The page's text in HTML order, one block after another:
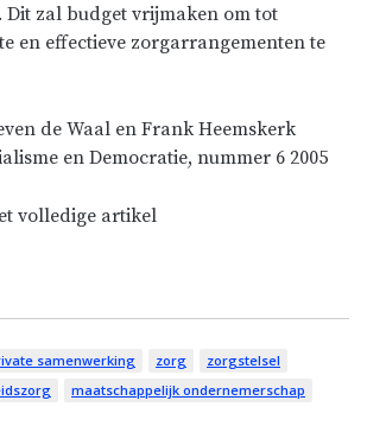
zal budget vrijmaken om tot
en effectieve zorgarrangementen te
de Waal en Frank Heemskerk
en Democratie, nummer 6 2005
volledige artikel
samenwerking zorg
zorgstelsel
maatschappelijk ondernemerschap